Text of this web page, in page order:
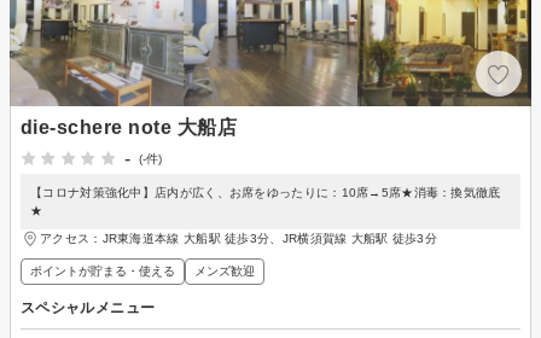
die-schere note 大船店
-
(-件)
【コロナ対策強化中】店内が広く、お席をゆったりに：10席→5席★消毒：換気徹底
★
アクセス：JR東海道本線 大船駅 徒歩3分、JR横須賀線 大船駅 徒歩3分
ポイントが貯まる・使える メンズ歓迎
スペシャルメニュー